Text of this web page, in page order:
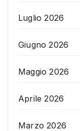
Luglio 2026
Giugno 2026
Maggio 2026
Aprile 2026
Marzo 2026